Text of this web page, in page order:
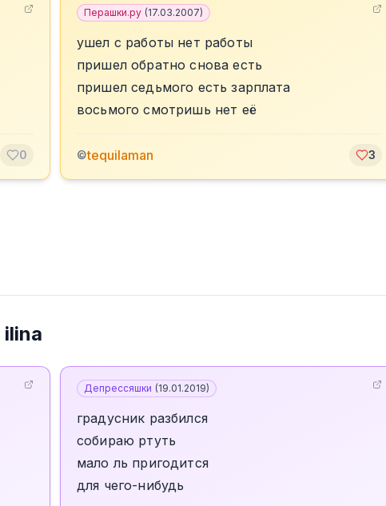
0
Перашки.ру (17.03.2007)
ушел с работы нет работы
пришел обратно снова есть
пришел седьмого есть зарплата
восьмого смотришь нет её
©tequilaman 3
ilina
Депрессяшки (19.01.2019)
градусник разбился
собираю ртуть
мало ль пригодится
для чего-нибудь